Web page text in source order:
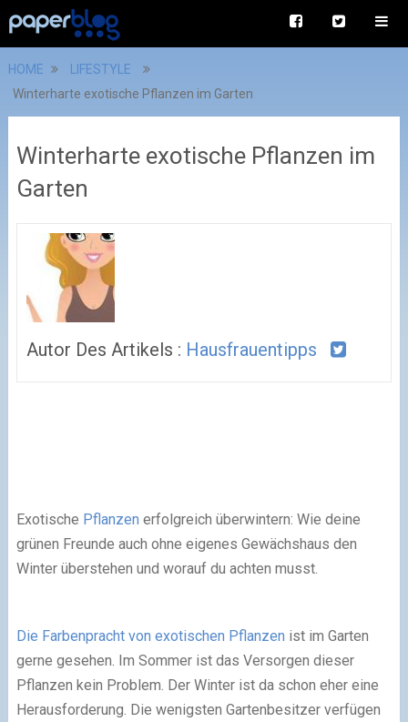
HOME
LIFESTYLE
Winterharte exotische Pflanzen im Garten
Winterharte exotische Pflanzen im
Garten
Autor Des Artikels : Hausfrauentipps
Exotische Pflanzen erfolgreich überwintern: Wie deine
grünen Freunde auch ohne eigenes Gewächshaus den
Winter überstehen und worauf du achten musst.
Die Farbenpracht von exotischen Pflanzen ist im Garten
gerne gesehen. Im Sommer ist das Versorgen dieser
Pflanzen kein Problem. Der Winter ist da schon eher eine
Herausforderung. Die wenigsten Gartenbesitzer verfügen